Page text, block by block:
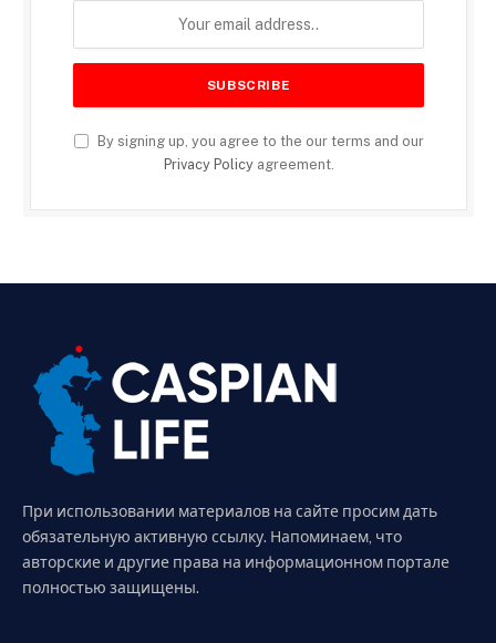
By signing up, you agree to the our terms and our
Privacy Policyagreement.
При использовании материалов на сайте просим дать
обязательную активную ссылку. Напоминаем, что
авторские и другие права на информационном портале
полностью защищены.